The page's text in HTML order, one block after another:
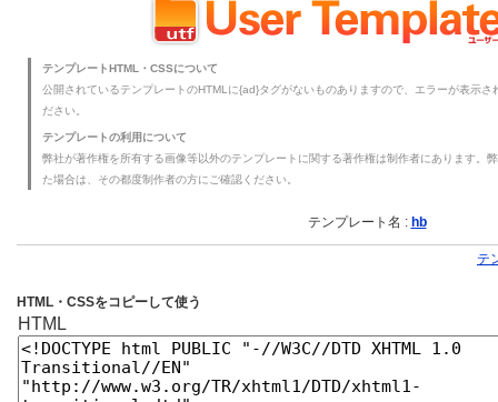
テンプレートHTML・CSSについて
公開されているテンプレートのHTMLに{ad}タグがないものありますので、エラーが表示
ださい。
テンプレートの利用について
弊社が著作権を所有する画像等以外のテンプレートに関する著作権は制作者にあります。
た場合は、その都度制作者の方にご確認ください。
テンプレート名 : hb
テ
HTML・CSSをコピーして使う
HTML